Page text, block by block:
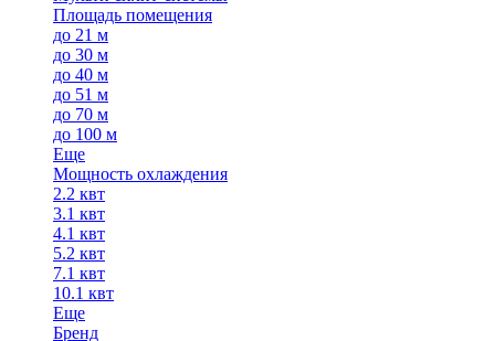
Площадь помещения
до 21 м
до 30 м
до 40 м
до 51 м
до 70 м
до 100 м
Еще
Мощность охлаждения
2.2 квт
3.1 квт
4.1 квт
5.2 квт
7.1 квт
10.1 квт
Еще
Бренд